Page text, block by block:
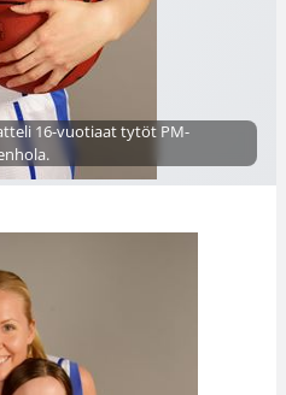
16-vuotiaat tytöt PM-